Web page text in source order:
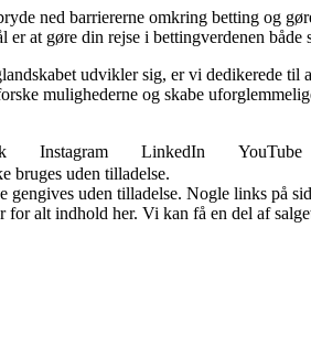
ned barriererne omkring betting og
er at gøre din rejse i bettingverdenen både
udvikler sig, er vi dedikerede til
mulighederne og skabe
Instagram LinkedIn YouTube
bruges uden tilladelse.
gengives uden tilladelse. Nogle links på
alt indhold her. Vi kan få en del af